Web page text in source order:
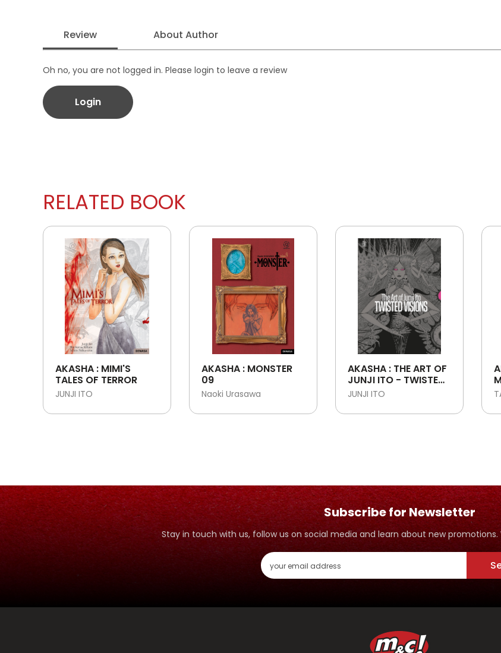
Review About Author
Oh no, you are not logged in. Please login to leave a review
Login
RELATED BOOK
AKASHA : MIMI'S
TALES OF TERROR
JUNJI ITO
AKASHA : MONSTER
09
Naoki Urasawa
AKASHA : THE ART OF
JUNJI ITO - TWISTED
VISIONS
JUNJI ITO
Subscribe for Newsletter
Stay in touch with us, follow us on social media and learn about new promotions.